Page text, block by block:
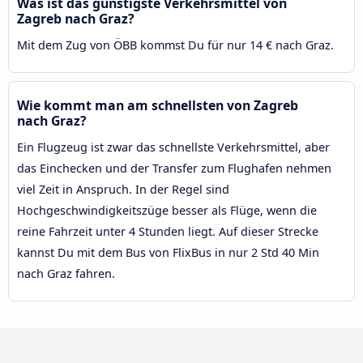
Was ist das günstigste Verkehrsmittel von
Zagreb nach Graz?
Mit dem Zug von ÖBB kommst Du für nur 14 € nach Graz.
Wie kommt man am schnellsten von Zagreb
nach Graz?
Ein Flugzeug ist zwar das schnellste Verkehrsmittel, aber
das Einchecken und der Transfer zum Flughafen nehmen
viel Zeit in Anspruch. In der Regel sind
Hochgeschwindigkeitszüge besser als Flüge, wenn die
reine Fahrzeit unter 4 Stunden liegt. Auf dieser Strecke
kannst Du mit dem Bus von FlixBus in nur 2 Std 40 Min
nach Graz fahren.